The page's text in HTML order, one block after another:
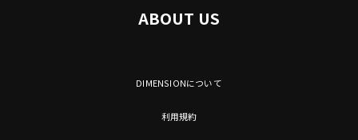
ABOUT US
DIMENSIONについて
利用規約